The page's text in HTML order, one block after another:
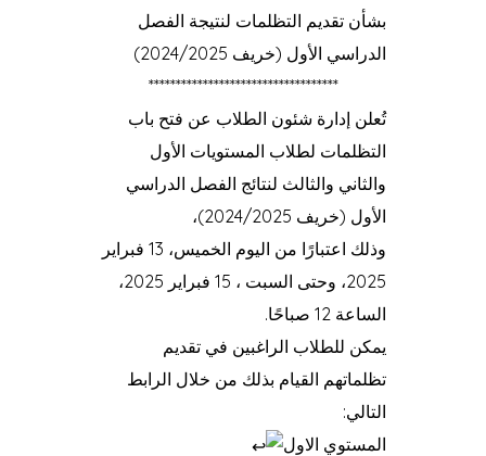
بشأن تقديم التظلمات لنتيجة الفصل
الدراسي الأول (خريف 2024/2025)
***********************************
تُعلن إدارة شئون الطلاب عن فتح باب
التظلمات لطلاب المستويات الأول
والثاني والثالث لنتائج الفصل الدراسي
الأول (خريف 2024/2025)،
وذلك اعتبارًا من اليوم الخميس، 13 فبراير
2025، وحتى السبت ، 15 فبراير 2025،
الساعة 12 صباحًا.
يمكن للطلاب الراغبين في تقديم
تظلماتهم القيام بذلك من خلال الرابط
التالي:
المستوي الاول